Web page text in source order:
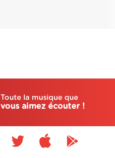
Toute la musique que
vous aimez écouter !